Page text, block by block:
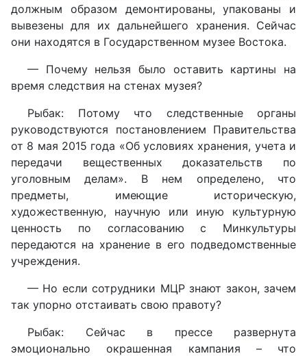
должным образом демонтированы, упакованы и
вывезены для их дальнейшего хранения. Сейчас
они находятся в Государственном музее Востока.
— Почему нельзя было оставить картины на
время следствия на стенах музея?
Рыбак: Потому что следственные органы
руководствуются постановлением Правительства
от 8 мая 2015 года «Об условиях хранения, учета и
передачи вещественных доказательств по
уголовным делам». В нем определено, что
предметы, имеющие историческую,
художественную, научную или иную культурную
ценность по согласованию с Минкультуры
передаются на хранение в его подведомственные
учреждения.
— Но если сотрудники МЦР знают закон, зачем
так упорно отстаивать свою правоту?
Рыбак: Сейчас в прессе развернута
эмоционально окрашенная кампания – что